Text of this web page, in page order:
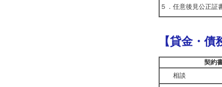
５．任意後見公正証
【貸金・
契約
相談